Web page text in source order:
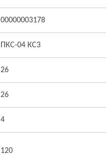
00000003178
ПКС-04 КС3
26
26
4
120